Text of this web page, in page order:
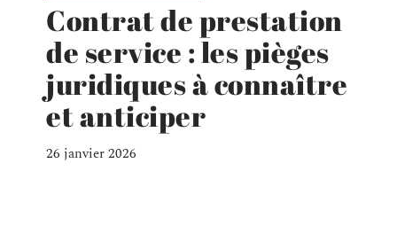
Contrat de prestation
de service : les pièges
juridiques à connaître
et anticiper
26 janvier 2026